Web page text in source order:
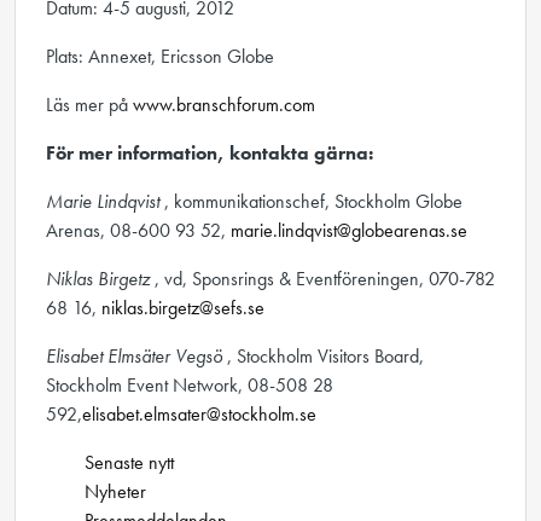
Datum: 4-5 augusti, 2012
Plats: Annexet, Ericsson Globe
Läs mer påwww.branschforum.com
För mer information, kontakta gärna:
Marie Lindqvist, kommunikationschef, Stockholm Globe
Arenas, 08-600 93 52, marie.lindqvist@globearenas.se
Niklas Birgetz, vd, Sponsrings & Eventföreningen, 070-782
68 16, niklas.birgetz@sefs.se
Elisabet Elmsäter Vegsö, Stockholm Visitors Board,
Stockholm Event Network, 08-508 28
592,elisabet.elmsater@stockholm.se
Senaste nytt
Nyheter